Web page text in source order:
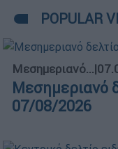
POPULAR
Μεσημεριανό...|
Μεσημεριανό
07/08/2026